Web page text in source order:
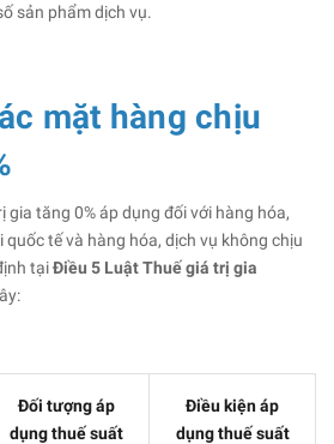
sản phẩm dịch vụ.
mặt hàng chịu
tăng 0% áp dụng đối với hàng hóa,
tế và hàng hóa, dịch vụ không chịu
tạiĐiều 5 Luật Thuế giá trị gia
Đối tượng áp
dụng thuế suất
Điều kiện áp
dụng thuế suất